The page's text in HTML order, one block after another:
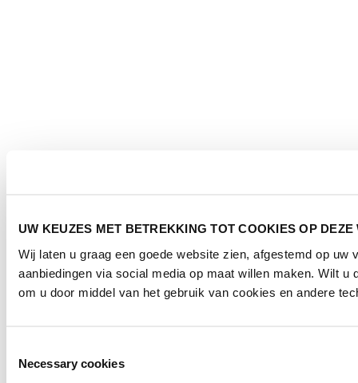
UW KEUZES MET BETREKKING TOT COOKIES OP DEZE
Wij laten u graag een goede website zien, afgestemd op
aanbiedingen via social media op maat willen maken. Wilt
om u door middel van het gebruik van cookies en andere
Necessary cookies